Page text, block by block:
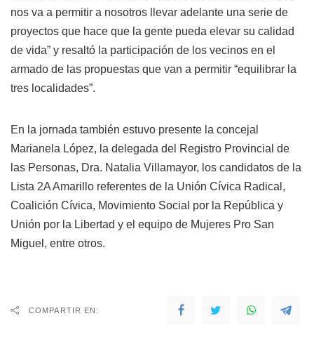
nos va a permitir a nosotros llevar adelante una serie de
proyectos que hace que la gente pueda elevar su calidad
de vida” y resaltó la participación de los vecinos en el
armado de las propuestas que van a permitir “equilibrar la
tres localidades”.
En la jornada también estuvo presente la concejal
Marianela López, la delegada del Registro Provincial de
las Personas, Dra. Natalia Villamayor, los candidatos de la
Lista 2A Amarillo referentes de la Unión Cívica Radical,
Coalición Cívica, Movimiento Social por la República y
Unión por la Libertad y el equipo de Mujeres Pro San
Miguel, entre otros.
COMPARTIR EN: